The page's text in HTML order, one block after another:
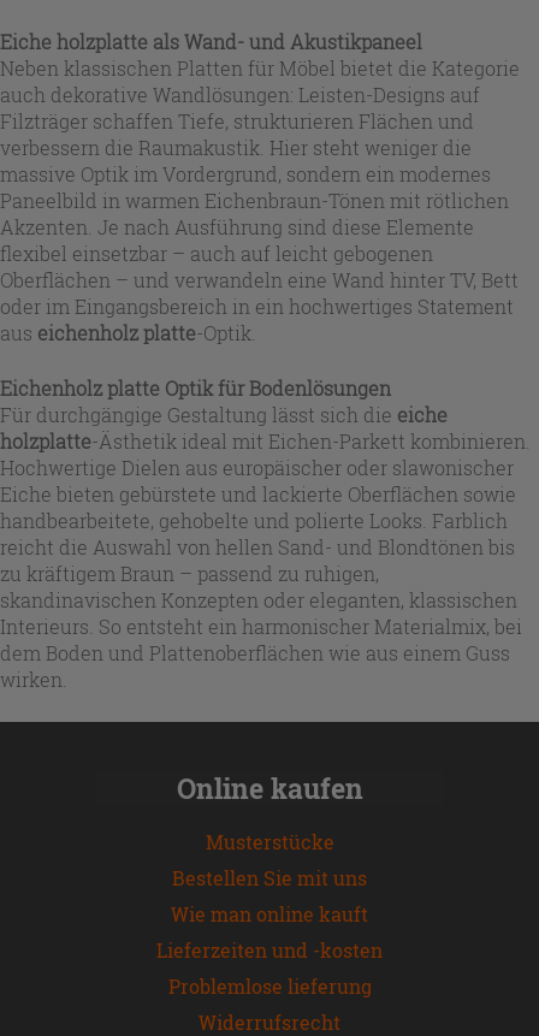
Eiche holzplatte als Wand- und Akustikpaneel
Neben klassischen Platten für Möbel bietet die Kategorie
auch dekorative Wandlösungen: Leisten-Designs auf
Filzträger schaffen Tiefe, strukturieren Flächen und
verbessern die Raumakustik. Hier steht weniger die
massive Optik im Vordergrund, sondern ein modernes
Paneelbild in warmen Eichenbraun-Tönen mit rötlichen
Akzenten. Je nach Ausführung sind diese Elemente
flexibel einsetzbar – auch auf leicht gebogenen
Oberflächen – und verwandeln eine Wand hinter TV, Bett
oder im Eingangsbereich in ein hochwertiges Statement
aus eichenholz platte-Optik.
Eichenholz platte Optik für Bodenlösungen
Für durchgängige Gestaltung lässt sich die eiche
holzplatte-Ästhetik ideal mit Eichen-Parkett kombinieren.
Hochwertige Dielen aus europäischer oder slawonischer
Eiche bieten gebürstete und lackierte Oberflächen sowie
handbearbeitete, gehobelte und polierte Looks. Farblich
reicht die Auswahl von hellen Sand- und Blondtönen bis
zu kräftigem Braun – passend zu ruhigen,
skandinavischen Konzepten oder eleganten, klassischen
Interieurs. So entsteht ein harmonischer Materialmix, bei
dem Boden und Plattenoberflächen wie aus einem Guss
wirken.
Online kaufen
Musterstücke
Bestellen Sie mit uns
Wie man online kauft
Lieferzeiten und -kosten
Problemlose lieferung
Widerrufsrecht